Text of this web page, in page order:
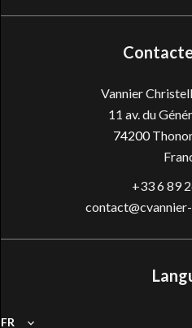
Vannier
11 av. du
74200
+33 6 89
FR